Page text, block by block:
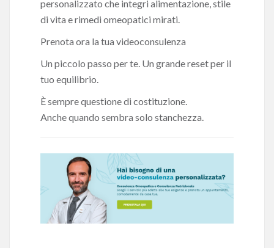
personalizzato che integri alimentazione, stile
di vita e rimedi omeopatici mirati.
Prenota ora la tua videoconsulenza
Un piccolo passo per te. Un grande reset per il
tuo equilibrio.
È sempre questione di costituzione.
Anche quando sembra solo stanchezza.